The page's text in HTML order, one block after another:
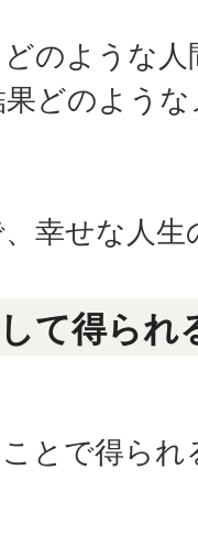
のような
どのよう
幸せな人
て得られ
とで得ら